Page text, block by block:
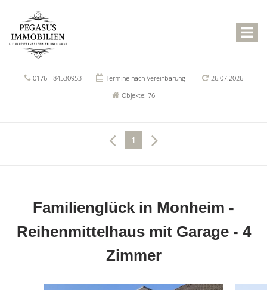
0176 - 84530953 Termine nach Vereinbarung
26.07.2026
Objekte: 76
1
Familienglück in Monheim -
Reihenmittelhaus mit Garage - 4
Zimmer